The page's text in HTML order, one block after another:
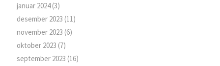
januar 2024(3)
desember 2023 (11)
november 2023 (6)
oktober 2023 (7)
september 2023 (16)